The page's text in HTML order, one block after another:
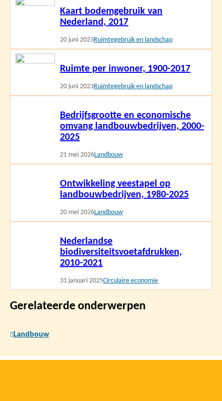
Kaart bodemgebruik van
Nederland, 2017
20 juni 2023Ruimtegebruik en landschap
Ruimte per inwoner, 1900-2017
20 juni 2023Ruimtegebruik en landschap
Lees
Bedrijfsgrootte en economische
omvang landbouwbedrijven, 2000-
2025
21 mei 2026Landbouw
Ontwikkeling veestapel op
landbouwbedrijven, 1980-2025
20 mei 2026Landbouw
Nederlandse
biodiversiteitsvoetafdrukken,
2010-2021
31 januari 2025Circulaire economie
Gerelateerde onderwerpen
Landbouw